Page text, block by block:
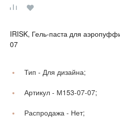
IRISK, Гель-паста для
07
Тип - Для дизайна;
Артикул - М153-07-07;
Распродажа - Нет;